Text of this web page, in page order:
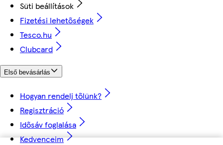
Süti beállítások
Fizetési lehetőségek
Tesco.hu
Clubcard
Első bevásárlás
Hogyan rendelj tőlünk?
Regisztráció
Idősáv foglalása
Kedvenceim